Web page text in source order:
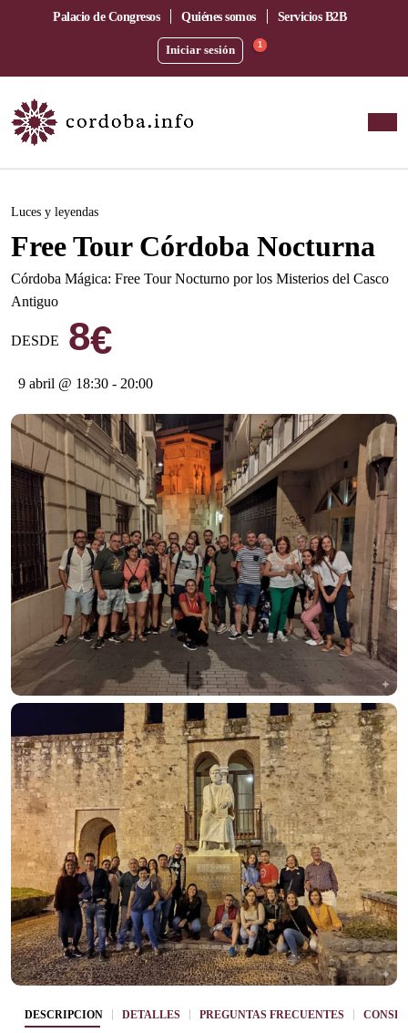
Palacio de Congresos Quiénes somos Servicios B2B
Iniciar sesión 1
Este evento ha pasado.
Luces y leyendas
Free Tour Córdoba Nocturna
Córdoba Mágica: Free Tour Nocturno por los Misterios del Casco
Antiguo
DESDE 8€
9 abril @ 18:30 - 20:00
DESCRIPCIÓN DETALLES PREGUNTAS FRECUENTES